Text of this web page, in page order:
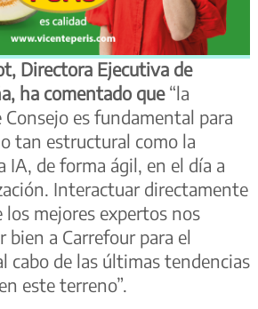
Directora Ejecutiva de
ha comentado que “la
Consejo es fundamental para
tan estructural como la
IA, de forma ágil, en el día a
Interactuar directamente
los mejores expertos nos
bien a Carrefour para el
cabo de las últimas tendencias
este terreno”.